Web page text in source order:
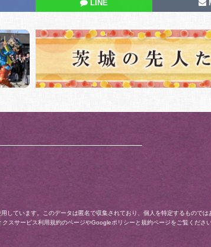
LINE
ています。このデータは匿名で収集されており、個人を特定するものでは
スサービス利用規約のページやGoogleポリシーと規約ページをご覧ください